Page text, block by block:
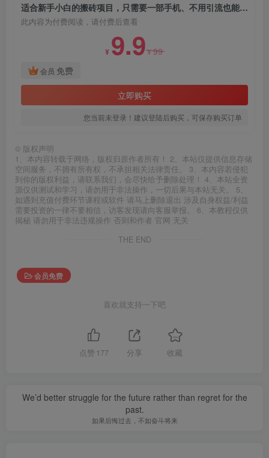
适合新手小白的搬砖项目，只需要一部手机、不用引流也能做到日入300+【揭秘】
此内容为付费阅读，请付费后查看
¥ 9.9¥99
会员 免费
立即购买
您当前未登录！建议登陆后购买，可保存购买订单
© 版权声明
1、本内容转载于网络，版权归原作者所有！ 2、本站仅提供信息存储
空间服务，不拥有所有权，不承担相关法律责任。 3、本内容若侵犯
到你的版权利益，请联系我们，会尽快给予删除处理！ 4、本站全资
源仅供测试和学习，请勿用于非法操作，一切后果与本站无关。 5、
如遇到充值付费环节课程或软件 请马上删除退出 涉及自身权益/利益
需要投资的一律不要相信，访客发现请向客服举报。 6、本教程仅供
揭秘 请勿用于非法违规操作 否则和作者 官网 无关
THE END
会员免费
喜欢就支持一下吧
点赞 177 分享 收藏
We’d better struggle for the future rather than regret for the
past.
如果后悔过去，不如奋斗将来